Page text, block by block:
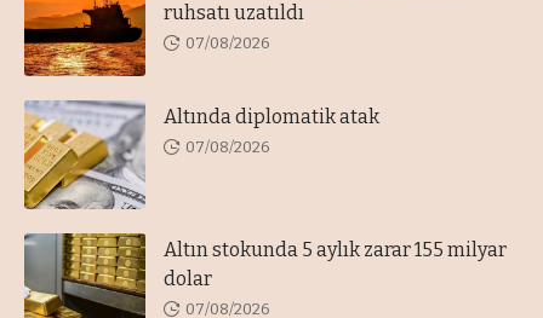
ruhsatı uzatıldı
07/08/2026
Altında diplomatik atak
07/08/2026
Altın stokunda 5 aylık zarar 155 milyar
dolar
07/08/2026